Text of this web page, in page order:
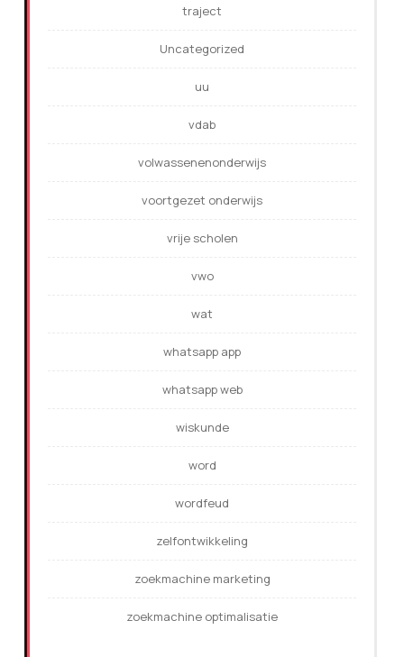
traject
Uncategorized
uu
vdab
volwassenenonderwijs
voortgezet onderwijs
vrije scholen
vwo
wat
whatsapp app
whatsapp web
wiskunde
word
wordfeud
zelfontwikkeling
zoekmachine marketing
zoekmachine optimalisatie